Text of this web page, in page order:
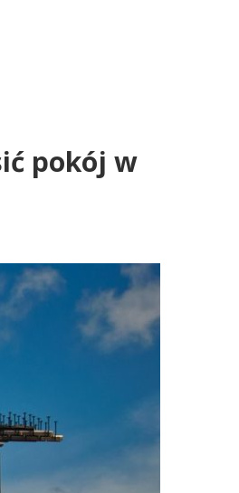
pokój w